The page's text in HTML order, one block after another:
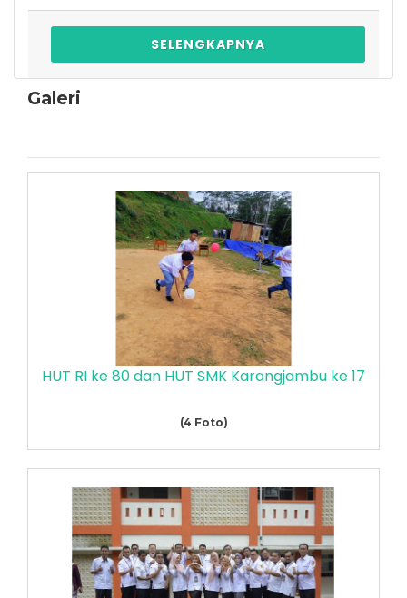
SELENGKAPNYA
Galeri
HUT RI ke 80 dan HUT SMK Karangjambu ke 17
(4 Foto)